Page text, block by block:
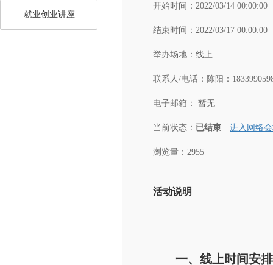
就业创业讲座
开始时间： 2022/03/14 00:00:00
结束时间： 2022/03/17 00:00:00
举办场地： 线上
联系人/电话： 陈阳：
电子邮箱： 暂无
当前状态： 已结束 进入网络
浏览量：2955
活动说明
一、线上时间安排